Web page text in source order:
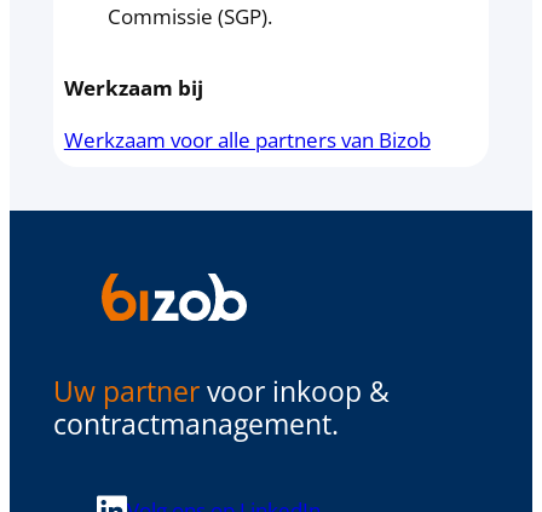
Commissie (SGP).
Werkzaam bij
Werkzaam voor alle partners van Bizob
Uw partnervoor inkoop &
contractmanagement.